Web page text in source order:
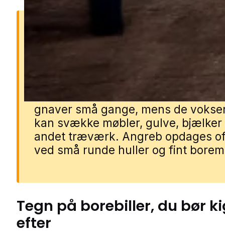
Hvorfor borebiller er et
Borebillers larver lever inde i træet
gnaver små gange, mens de
kan svække møbler, gulve, bjælker
andet træværk. Angreb opdages
ved små runde huller og fint
Tegn på borebiller, du bør
efter